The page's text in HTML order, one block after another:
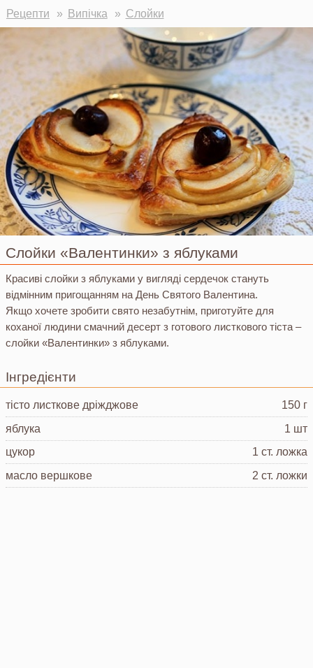
Ви тут
Рецепти Випічка Слойки
Слойки «Валентинки» з яблуками
Красиві слойки з яблуками у вигляді сердечок стануть
відмінним пригощанням на День Святого Валентина.
Якщо хочете зробити свято незабутнім, приготуйте для
коханої людини смачний десерт з готового листкового тіста –
слойки «Валентинки» з яблуками.
Інгредієнти
тісто листкове дріжджове
150 г
яблука
1 шт
цукор
1 ст. ложка
масло вершкове
2 ст. ложки